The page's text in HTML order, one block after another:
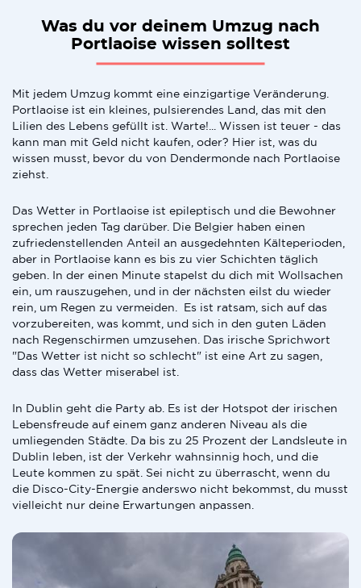
Was du vor deinem Umzug nach
Portlaoise wissen solltest
Mit jedem Umzug kommt eine einzigartige Veränderung.
Portlaoise ist ein kleines, pulsierendes Land, das mit den
Lilien des Lebens gefüllt ist. Warte!... Wissen ist teuer - das
kann man mit Geld nicht kaufen, oder? Hier ist, was du
wissen musst, bevor du von Dendermonde nach Portlaoise
ziehst.
Das Wetter in Portlaoise ist epileptisch und die Bewohner
sprechen jeden Tag darüber. Die Belgier haben einen
zufriedenstellenden Anteil an ausgedehnten Kälteperioden,
aber in Portlaoise kann es bis zu vier Schichten täglich
geben. In der einen Minute stapelst du dich mit Wollsachen
ein, um rauszugehen, und in der nächsten eilst du wieder
rein, um Regen zu vermeiden. Es ist ratsam, sich auf das
vorzubereiten, was kommt, und sich in den guten Läden
nach Regenschirmen umzusehen. Das irische Sprichwort
"Das Wetter ist nicht so schlecht" ist eine Art zu sagen,
dass das Wetter miserabel ist.
In Dublin geht die Party ab. Es ist der Hotspot der irischen
Lebensfreude auf einem ganz anderen Niveau als die
umliegenden Städte. Da bis zu 25 Prozent der Landsleute in
Dublin leben, ist der Verkehr wahnsinnig hoch, und die
Leute kommen zu spät. Sei nicht zu überrascht, wenn du
die Disco-City-Energie anderswo nicht bekommst, du musst
vielleicht nur deine Erwartungen anpassen.